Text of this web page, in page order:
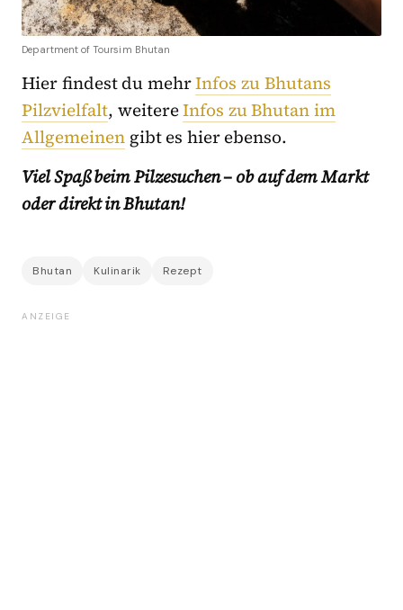
Department of Toursim Bhutan
Hier findest du mehrInfos zu Bhutans
Pilzvielfalt, weitereInfos zu Bhutan im
Allgemeinen gibt es hier ebenso.
Viel Spaß beim Pilzesuchen – ob auf dem Markt
oder direkt in Bhutan!
Bhutan Kulinarik Rezept
ANZEIGE